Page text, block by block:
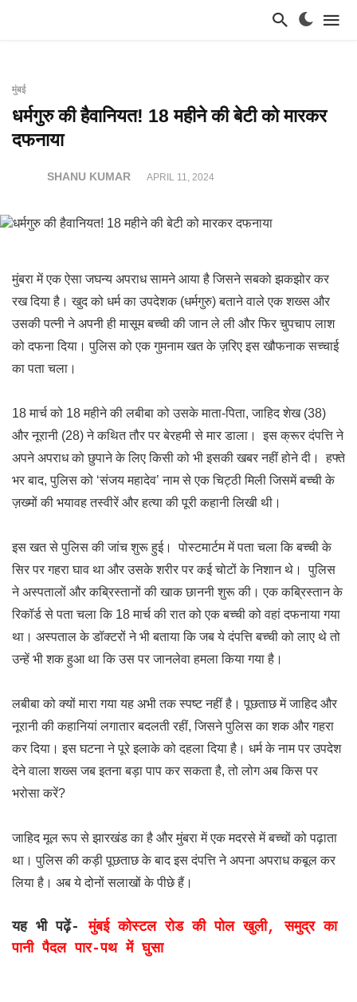
मुंबई
धर्मगुरु की हैवानियत! 18 महीने की बेटी को मारकर
दफनाया
SHANU KUMAR APRIL 11, 2024
मुंबरा में एक ऐसा जघन्य अपराध सामने आया है जिसने सबको झकझोर कर
रख दिया है। खुद को धर्म का उपदेशक (धर्मगुरु) बताने वाले एक शख्स और
उसकी पत्नी ने अपनी ही मासूम बच्ची की जान ले ली और फिर चुपचाप लाश
को दफना दिया। पुलिस को एक गुमनाम खत के ज़रिए इस खौफनाक सच्चाई
का पता चला।
18 मार्च को 18 महीने की लबीबा को उसके माता-पिता, जाहिद शेख (38)
और नूरानी (28) ने कथित तौर पर बेरहमी से मार डाला। इस क्रूर दंपत्ति ने
अपने अपराध को छुपाने के लिए किसी को भी इसकी खबर नहीं होने दी। हफ्ते
भर बाद, पुलिस को ‘संजय महादेव’ नाम से एक चिट्ठी मिली जिसमें बच्ची के
ज़ख्मों की भयावह तस्वीरें और हत्या की पूरी कहानी लिखी थी।
इस खत से पुलिस की जांच शुरू हुई। पोस्टमार्टम में पता चला कि बच्ची के
सिर पर गहरा घाव था और उसके शरीर पर कई चोटों के निशान थे। पुलिस
ने अस्पतालों और कब्रिस्तानों की खाक छाननी शुरू की। एक कब्रिस्तान के
रिकॉर्ड से पता चला कि 18 मार्च की रात को एक बच्ची को वहां दफनाया गया
था। अस्पताल के डॉक्टरों ने भी बताया कि जब ये दंपत्ति बच्ची को लाए थे तो
उन्हें भी शक हुआ था कि उस पर जानलेवा हमला किया गया है।
लबीबा को क्यों मारा गया यह अभी तक स्पष्ट नहीं है। पूछताछ में जाहिद और
नूरानी की कहानियां लगातार बदलती रहीं, जिसने पुलिस का शक और गहरा
कर दिया। इस घटना ने पूरे इलाके को दहला दिया है। धर्म के नाम पर उपदेश
देने वाला शख्स जब इतना बड़ा पाप कर सकता है, तो लोग अब किस पर
भरोसा करें?
जाहिद मूल रूप से झारखंड का है और मुंबरा में एक मदरसे में बच्चों को पढ़ाता
था। पुलिस की कड़ी पूछताछ के बाद इस दंपत्ति ने अपना अपराध कबूल कर
लिया है। अब ये दोनों सलाखों के पीछे हैं।
यह भी पढ़ें-मुंबई कोस्टल रोड की पोल खुली, समुद्र का
पानी पैदल पार-पथ में घुसा